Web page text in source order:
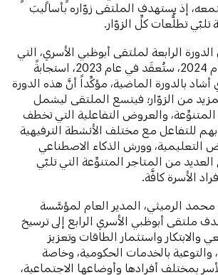
إذ يستهدف الملتقى زوّاره بأساليبَ
تلبّي تطلُّعات كلِّ الزوّار.
الرابعة لملتقى أبوظبي الأسري، التي
كان مقرراً عقدها عام 2024، ستُعقَد في عام 2023، استجابةً
بالدورة الماضية، مؤكِّداً أنَّ هذه الدورة
من الزوّار؛ فيتسع الملتقى ليشمل
والعروض التفاعلية التي تخطف
للتفاعل مع مختلف الأنشطة الترفيهية
التعليمية، وورش الذكاء الاصطناعي
من المتاجر المتنوِّعة التي تلبّي
الأسرة كافَّة.
الرميثي، المدير العام لمؤسَّسة
ملتقى أبوظبي الأسري الرابع إلى ترسيخ
والابتكار واستثمار الطاقات وتعزيز
بالخدمات الحكومية، وخاصة
بمختلف أفرادها وأوضاعها الاجتماعية،